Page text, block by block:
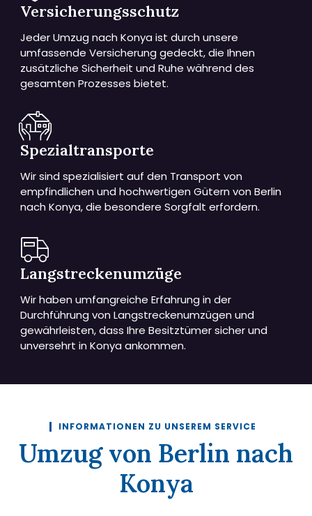
Versicherungsschutz
Jeder Umzug nach Konya ist durch unsere
umfassende Versicherung gedeckt, die Ihnen
zusätzliche Sicherheit und Ruhe während des
gesamten Prozesses bietet.
Spezialtransporte
Wir sind spezialisiert auf den Transport von
empfindlichen und hochwertigen Gütern von Berlin
nach Konya, die besondere Sorgfalt erfordern.
Langstreckenumzüge
Wir haben umfangreiche Erfahrung in der
Durchführung von Langstreckenumzügen und
gewährleisten, dass Ihre Besitztümer sicher und
unversehrt in Konya ankommen.
INFORMATIONEN ZU UNSEREM SERVICE
Umzug von Berlin nach
Konya